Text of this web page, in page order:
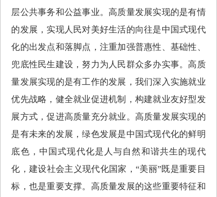
层公共事务和公益事业。高质量发展实现的是有情
的发展，实现人民对美好生活的向往是中国式现代
化的出发点和落脚点，注重加强普惠性、基础性、
兜底性民生建设，努力为人民群众多办实事。高质
量发展实现的是有工作的发展，我们深入实施就业
优先战略，健全就业促进机制，构建就业友好型发
展方式，促进高质量充分就业。高质量发展实现的
是有未来的发展，绿色发展是中国式现代化的鲜明
底色，中国式现代化是人与自然和谐共生的现代
化，建设社会主义现代化国家，“美丽”既是重要目
标，也是重要支撑。高质量发展的这些重要特征和